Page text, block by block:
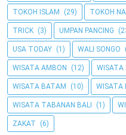
TOKOH ISLAM (29) TOKOH
TRICK (3) UMPAN PANCING
USA TODAY (1) WALI SONGO
WISATA AMBON (12) WISATA
WISATA BATAM (10) WISATA
WISATA TABANAN BALI (1)
ZAKAT (6)